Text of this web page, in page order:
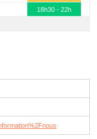
18h30 - 22h